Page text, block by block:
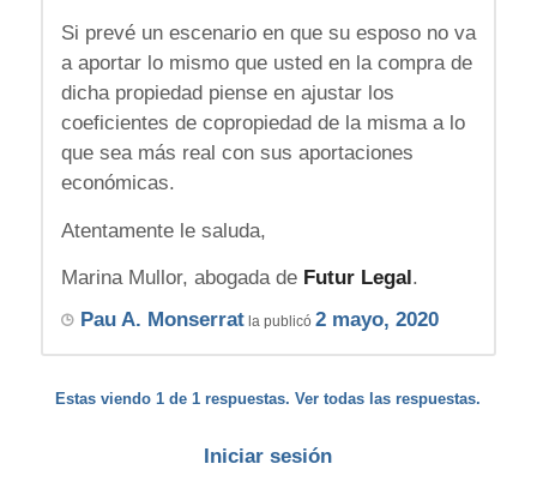
Si prevé un escenario en que su esposo no va
a aportar lo mismo que usted en la compra de
dicha propiedad piense en ajustar los
coeficientes de copropiedad de la misma a lo
que sea más real con sus aportaciones
económicas.
Atentamente le saluda,
Marina Mullor, abogada de Futur Legal .
Pau A. Monserratla publicó 2 mayo, 2020
Estas viendo 1 de 1 respuestas. Ver todas las respuestas.
Iniciar sesión